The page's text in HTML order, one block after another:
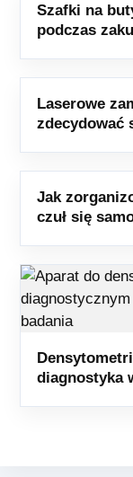
Szafki na
podczas
Laserowe
zdecydować
Jak
czuł się
diagnostyka